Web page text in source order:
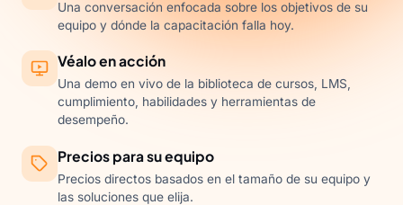
Una conversación enfocada sobre los objetivos de su
equipo y dónde la capacitación falla hoy.
Véalo en acción
Una demo en vivo de la biblioteca de cursos, LMS,
cumplimiento, habilidades y herramientas de
desempeño.
Precios para su equipo
Precios directos basados en el tamaño de su equipo y
las soluciones que elija.